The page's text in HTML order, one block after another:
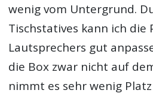
wenig vom Untergrund.
Tischstatives kann ich die
Lautsprechers gut
die Box zwar nicht auf
nimmt es sehr wenig